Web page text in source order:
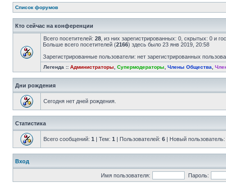
Список форумов
Кто сейчас на конференции
Всего посетителей: 28 , из них зарегистрированных: 0, скрытых: 0 и
Больше всего посетителей (2166) здесь было 23 янв 2019, 20:58
Зарегистрированные пользователи: нет зарегистрированных
Легенда :: Администраторы Супермодераторы Члены Общества
Дни рождения
Сегодня нет дней рождения.
Статистика
Всего сообщений: 1 | Тем: 1 | Пользователей: 6 | Новый пользователь:
Вход
Имя пользователя: Пароль: